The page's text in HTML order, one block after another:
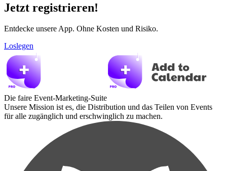
Jetzt registrieren!
Entdecke unsere App. Ohne Kosten und Risiko.
Loslegen
Die faire Event-Marketing-Suite
Unsere Mission ist es, die Distribution und das Teilen von Events
für alle zugänglich und erschwinglich zu machen.